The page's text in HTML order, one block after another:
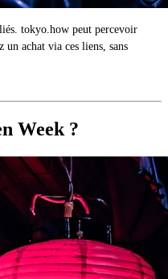
tokyo.how peut percevoir
un achat via ces liens, sans
Week ?